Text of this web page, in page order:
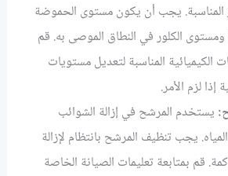
المناسبة. يجب أن يكون مستوى الحموضة
بين 7.2 و 7.6 ومستوى الكلور في النطاق الموصى به. قم
الكيميائية المناسبة لتعديل مستويات
إذا لزم الأمر.
يستخدم المرشح في إزالة الشوائب
يجب تنظيف المرشح بانتظام لإزالة
قم بمتابعة تعليمات الصيانة الخاصة